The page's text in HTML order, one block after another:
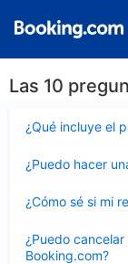
Las 10
¿Qué incluye el
cerrado
¿Puedo hacer
cerrado
¿Cómo sé si mi
cerrado
¿Puedo
Booking.com?
cerrado